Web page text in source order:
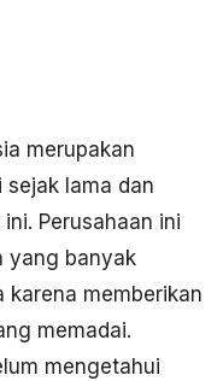
merupakan
lama dan
Perusahaan ini
yang banyak
karena memberikan
memadai.
mengetahui